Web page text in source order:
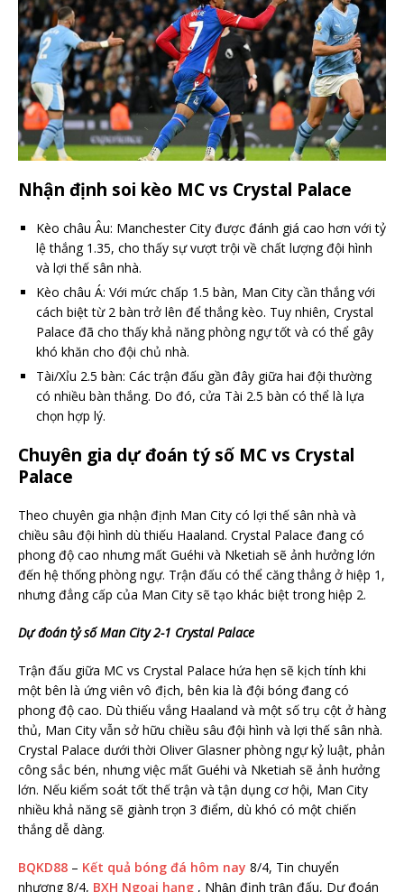
Nhận định soi kèo MC vs Crystal Palace
Kèo châu Âu: Manchester City được đánh giá cao hơn với tỷ
lệ thắng 1.35, cho thấy sự vượt trội về chất lượng đội hình
và lợi thế sân nhà.​
Kèo châu Á: Với mức chấp 1.5 bàn, Man City cần thắng với
cách biệt từ 2 bàn trở lên để thắng kèo. Tuy nhiên, Crystal
Palace đã cho thấy khả năng phòng ngự tốt và có thể gây
khó khăn cho đội chủ nhà.​
Tài/Xỉu 2.5 bàn: Các trận đấu gần đây giữa hai đội thường
có nhiều bàn thắng. Do đó, cửa Tài 2.5 bàn có thể là lựa
chọn hợp lý.
Chuyên gia dự đoán tý số MC vs Crystal
Palace
Theo chuyên gia nhận định Man City có lợi thế sân nhà và
chiều sâu đội hình dù thiếu Haaland. Crystal Palace đang có
phong độ cao nhưng mất Guéhi và Nketiah sẽ ảnh hưởng lớn
đến hệ thống phòng ngự. Trận đấu có thể căng thẳng ở hiệp 1,
nhưng đẳng cấp của Man City sẽ tạo khác biệt trong hiệp 2.
Dự đoán tỷ số Man City 2-1 Crystal Palace
Trận đấu giữa MC vs Crystal Palace hứa hẹn sẽ kịch tính khi
một bên là ứng viên vô địch, bên kia là đội bóng đang có
phong độ cao. Dù thiếu vắng Haaland và một số trụ cột ở hàng
thủ, Man City vẫn sở hữu chiều sâu đội hình và lợi thế sân nhà.
Crystal Palace dưới thời Oliver Glasner phòng ngự kỷ luật, phản
công sắc bén, nhưng việc mất Guéhi và Nketiah sẽ ảnh hưởng
lớn. Nếu kiểm soát tốt thế trận và tận dụng cơ hội, Man City
nhiều khả năng sẽ giành trọn 3 điểm, dù khó có một chiến
thắng dễ dàng.
BQKD88 – Kết quả bóng đá hôm nay 8/4, Tin chuyển
nhượng 8/4, BXH Ngoại hạng , Nhận định trận đấu, Dự đoán